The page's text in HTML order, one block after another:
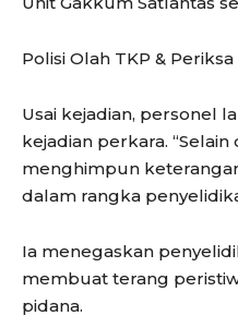
Polisi Olah TKP & Periksa
Usai kejadian, personel
kejadian perkara.
menghimpun
dalam rangka
Ia menegaskan
membuat terang
pidana.